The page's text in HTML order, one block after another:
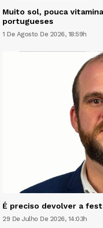
Muito sol, pouca
portugueses
1 De Agosto De 2026, 18:59h
É preciso devolver a
29 De Julho De 2026, 14:03h